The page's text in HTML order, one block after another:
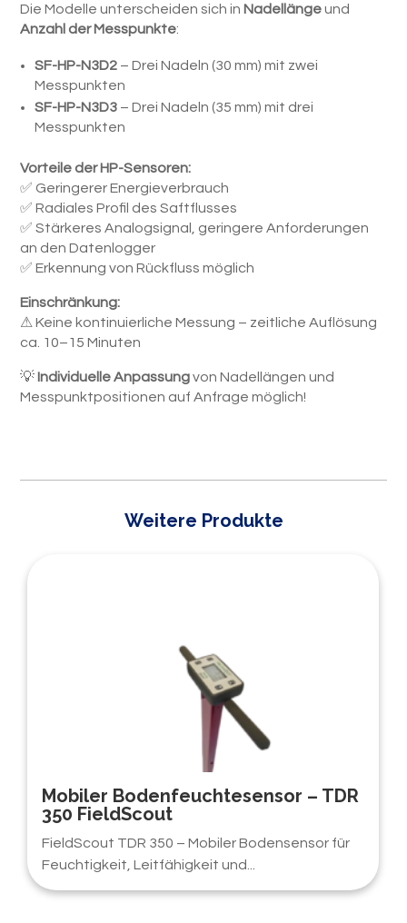
Die Modelle unterscheiden sich in Nadellängeund
Anzahl der Messpunkte:
SF-HP-N3D2 – Drei Nadeln (30 mm) mit zwei
Messpunkten
SF-HP-N3D3 – Drei Nadeln (35 mm) mit drei
Messpunkten
Vorteile der HP-Sensoren:
✅ Geringerer Energieverbrauch
✅ Radiales Profil des Saftflusses
✅ Stärkeres Analogsignal, geringere Anforderungen
an den Datenlogger
✅ Erkennung von Rückfluss möglich
Einschränkung:
⚠ Keine kontinuierliche Messung – zeitliche Auflösung
ca. 10–15 Minuten
💡 Individuelle Anpassungvon Nadellängen und
Messpunktpositionen auf Anfrage möglich!
Weitere Produkte
Mobiler Bodenfeuchtesensor – TDR
350 FieldScout
FieldScout TDR 350 – Mobiler Bodensensor für
Feuchtigkeit, Leitfähigkeit und...